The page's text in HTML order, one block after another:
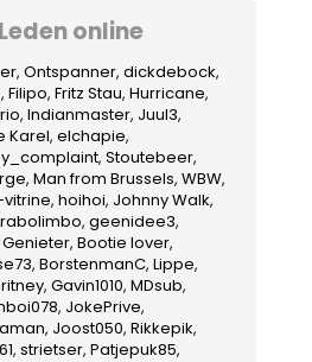
Leden online
Ontspanner dickdebock
Filipo Fritz Stau Hurricane
Indianmaster Juul3
Karel elchapie
Stoutebeer
Man from Brussels WBW
hoihoi Johnny Walk
geenidee3
Genieter Bootie lover
BorstenmanC Lippe
Gavin1010 MDsub
JokePrive
Joost050 Rikkepik
strietser Patjepuk85